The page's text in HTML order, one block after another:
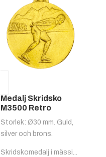
Medalj Skridsko
M3500 Retro
Storlek: Ø30 mm. Guld,
silver och brons.
Skridskomedalj i mässi...